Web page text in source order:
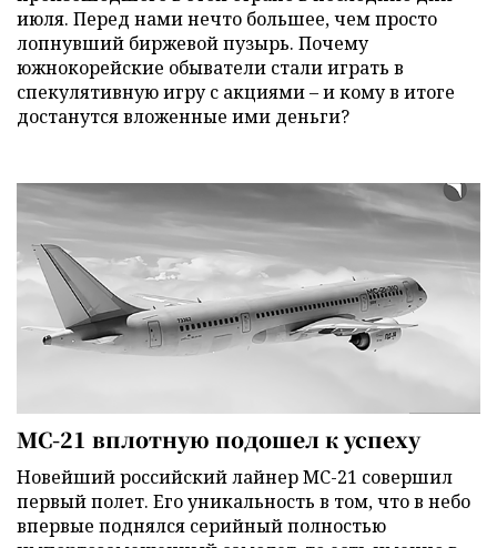
июля. Перед нами нечто большее, чем просто
лопнувший биржевой пузырь. Почему
южнокорейские обыватели стали играть в
спекулятивную игру с акциями – и кому в итоге
достанутся вложенные ими деньги?
МС-21 вплотную подошел к успеху
Новейший российский лайнер МС-21 совершил
первый полет. Его уникальность в том, что в небо
впервые поднялся серийный полностью